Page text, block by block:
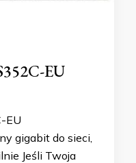
EU
EU
gigabit do sieci,
Jeśli Twoja